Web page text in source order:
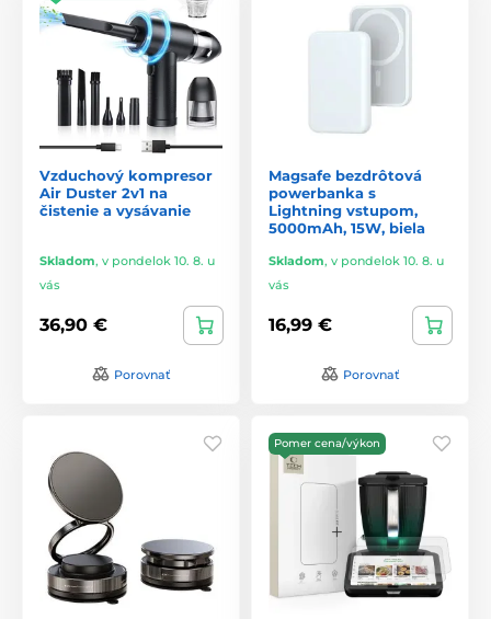
Vzduchový kompresor
Air Duster 2v1 na
čistenie a vysávanie
Skladom, v pondelok 10. 8. u
vás
36,90 €
Porovnať
Magsafe bezdrôtová
powerbanka s
Lightning vstupom,
5000mAh, 15W, biela
Skladom, v pondelok 10. 8. u
vás
16,99 €
Porovnať
Pomer cena/výkon